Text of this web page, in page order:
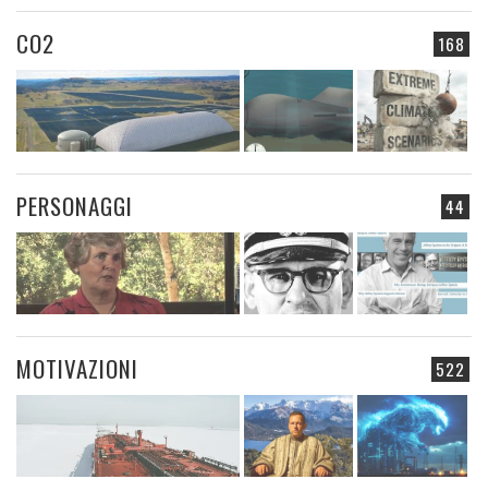
168
CO2
44
PERSONAGGI
522
MOTIVAZIONI